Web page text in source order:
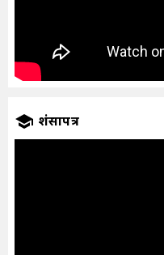
प्रशंसापत्र